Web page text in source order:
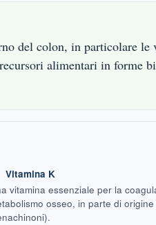
del colon, in particolare le
alimentari in forme
Vitamina K
vitamina essenziale per la
osseo, in parte di